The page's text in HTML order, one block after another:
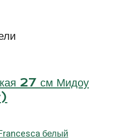
27 см Мидоу